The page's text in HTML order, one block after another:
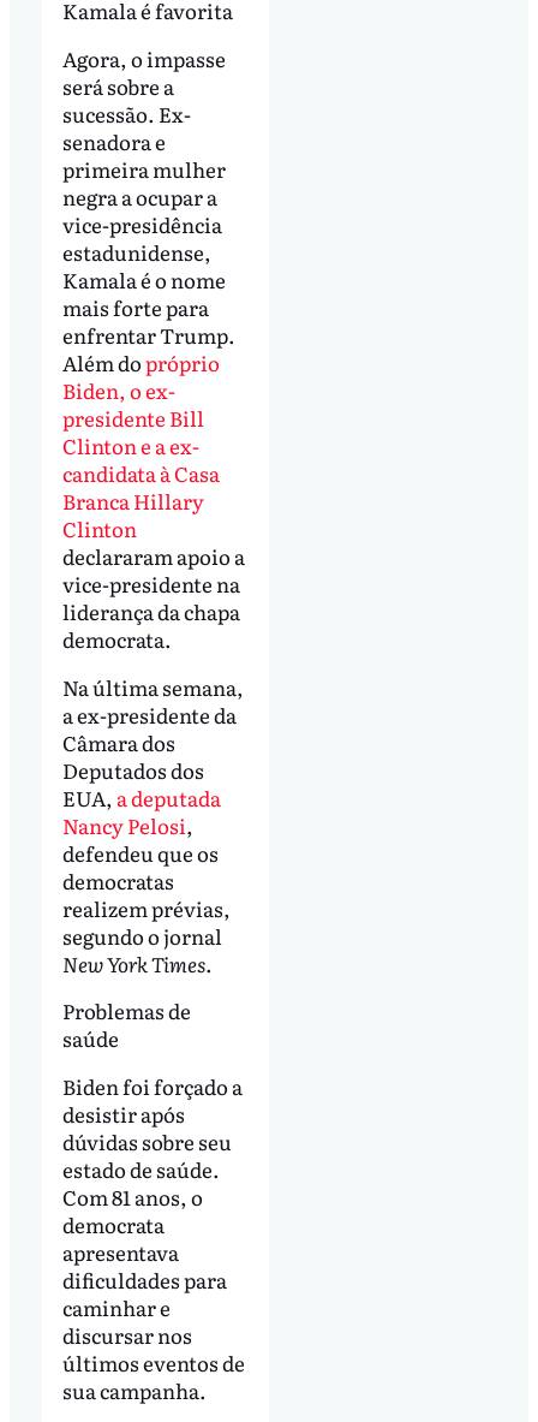
Kamala é favorita
Agora, o impasse
será sobre a
sucessão. Ex-
senadora e
primeira mulher
negra a ocupar a
vice-presidência
estadunidense,
Kamala é o nome
mais forte para
enfrentar Trump.
Além dopróprio
Biden, o ex-
presidente Bill
Clinton e a ex-
candidata à Casa
Branca Hillary
Clinton
declararam apoio a
vice-presidente na
liderança da chapa
democrata.
Na última semana,
a ex-presidente da
Câmara dos
Deputados dos
EUA, a deputada
Nancy Pelosi,
defendeu que os
democratas
realizem prévias,
segundo o jornal
New York Times.
Problemas de
saúde
Biden foi forçado a
desistir após
dúvidas sobre seu
estado de saúde.
Com 81 anos, o
democrata
apresentava
dificuldades para
caminhar e
discursar nos
últimos eventos de
sua campanha.